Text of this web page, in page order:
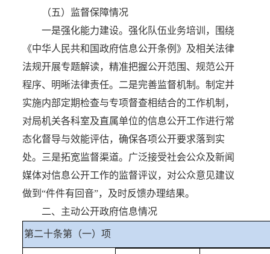
（五）监督保障情况
一是强化能力建设。强化队伍业务培训，围绕
《中华人民共和国政府信息公开条例》及相关法律
法规开展专题解读，精准把握公开范围、规范公开
程序、明晰法律责任。二是完善监督机制。制定并
实施内部定期检查与专项督查相结合的工作机制，
对局机关各科室及直属单位的信息公开工作进行常
态化督导与效能评估，确保各项公开要求落到实
处。三是拓宽监督渠道。广泛接受社会公众及新闻
媒体对信息公开工作的监督评议，对公众意见建议
做到“件件有回音”，及时反馈办理结果。
二、主动公开政府信息情况
第二十条第（一）项